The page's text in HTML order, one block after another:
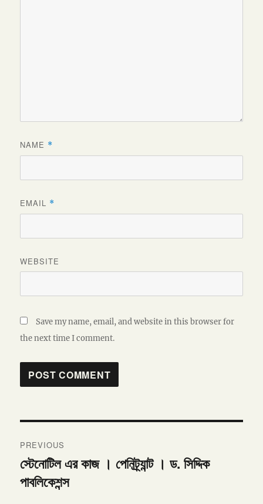
NAME *
EMAIL *
WEBSITE
Save my name, email, and website in this browser for
the next time I comment.
navigation
PREVIOUS
Previous
post:
স্টেনোটিল এর কাজ । পেনিট্র্যান্ট । ড. সিদ্দিক
পাবলিকেশন্স